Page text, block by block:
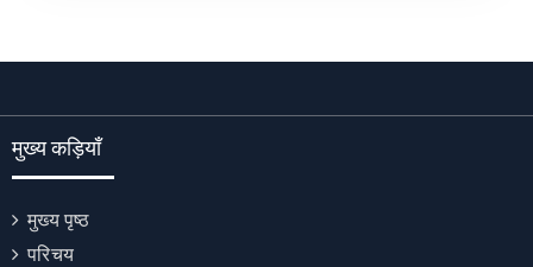
मुख्य कड़ियाँ
मुख्य पृष्ठ
परिचय